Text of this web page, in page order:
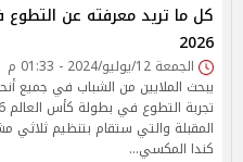
كل ما تريد معرفته عن
2026
الجمعة 12/يوليو/2024 - 01:33 م
يبحث الملايين من الشباب في جميع
المقبلة والتي ستقام بتنظيم ثلاثي
كندا المكسي…